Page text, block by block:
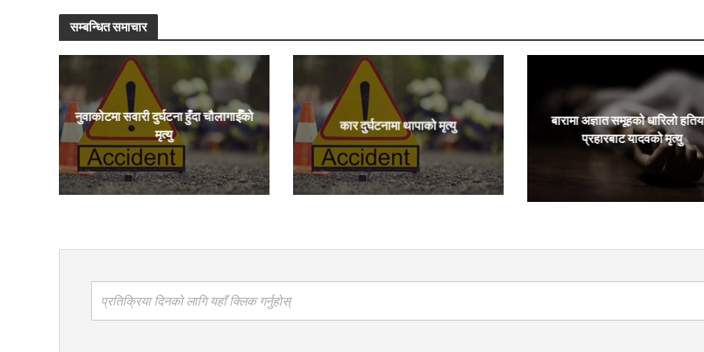
सम्बन्धित समाचार
नुवाकोटमा सवारी दुर्घटना हुँदा चौलागाईँको
मृत्यु
कार दुर्घटनामा थापाको मृत्यु
बारामा अज्ञात समूहको धारिलो
प्रहारबाट यादवको मृत्यु
प्रतिक्रिया दिनको लागि यहाँ क्लिक गर्नुहोस्